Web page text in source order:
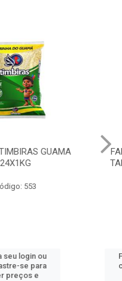
FARINHA TIMBIRAS
TAPIOCA 20X200GR
Código: 554
Faça seu login ou
cadastre-se para
ver preços e